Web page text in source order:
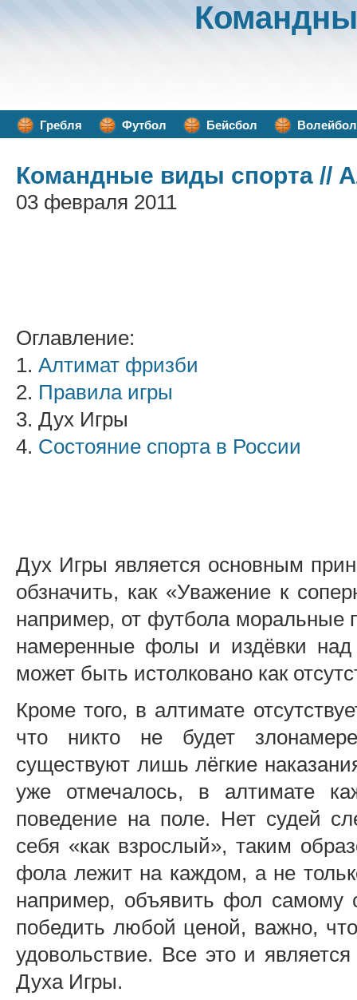
Гребля Футбол Бейсбол Волейбол
Командные виды спорта //
03 февраля 2011
Оглавление:
1. Алтимат фризби
2. Правила игры
3. Дух Игры
4. Состояние спорта в России
Дух Игры является основным
обзначить, как «Уважение к
например, от футбола моральные
намеренные фолы и издёвки над
может быть истолковано как
Кроме того, в алтимате
что никто не будет
существуют лишь лёгкие
уже отмечалось, в алтимате
поведение на поле. Нет судей
себя «как взрослый», таким
фола лежит на каждом, а не
например, объявить фол самому
победить любой ценой, важно,
удовольствие. Все это и
Духа Игры.